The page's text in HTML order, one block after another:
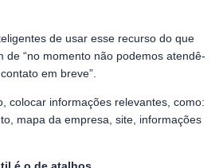
de usar esse recurso do que
de “no momento não podemos atendê-
em breve”.
colocar informações relevantes, como:
mapa da empresa, site, informações